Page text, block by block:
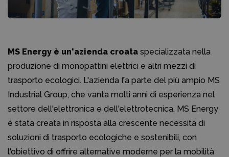
MS Energy è un'azienda croata specializzata nella
produzione di monopattini elettrici e altri mezzi di
trasporto ecologici. L'azienda fa parte del più ampio MS
Industrial Group, che vanta molti anni di esperienza nel
settore dell'elettronica e dell'elettrotecnica. MS Energy
è stata creata in risposta alla crescente necessità di
soluzioni di trasporto ecologiche e sostenibili, con
l'obiettivo di offrire alternative moderne per la mobilità